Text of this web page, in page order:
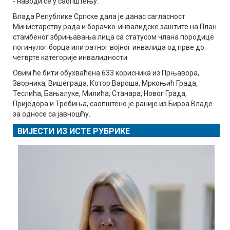
Влада Републике Српске дала је данас сагласност
Министарству рада и борачко-инвалидске заштите на План
стамбеног збрињавања лица са статусом члана породице
погинулог борца или ратног војног инвалида од прве до
четврте категорије инвалидности.
Овим ће бити обухваћена 633 корисника из Прњавора,
Зворника, Вишеграда, Котор Вароша, Мркоњић Града,
Теслића, Бањалуке, Милића, Станара, Новог Града,
Приједора и Требиња, саопштено је раније из Бироа Владе
за односе са јавношћу.
ВИЈЕСТИ ИЗ ИСТЕ РУБРИКЕ